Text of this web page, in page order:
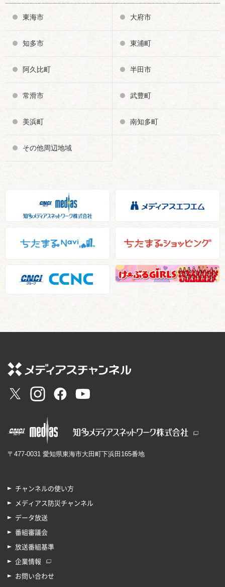
東海市 大府市
知多市 東浦町
阿久比町 半田市
常滑市 武豊町
美浜町 南知多町
その他周辺地域
〒477-0031 愛知県東海市大田町下浜田165番地
チャンネルの使い方
メディアス防災チャンネル
データ放送
番組審議会
放送番組基準
企業情報
お問い合わせ